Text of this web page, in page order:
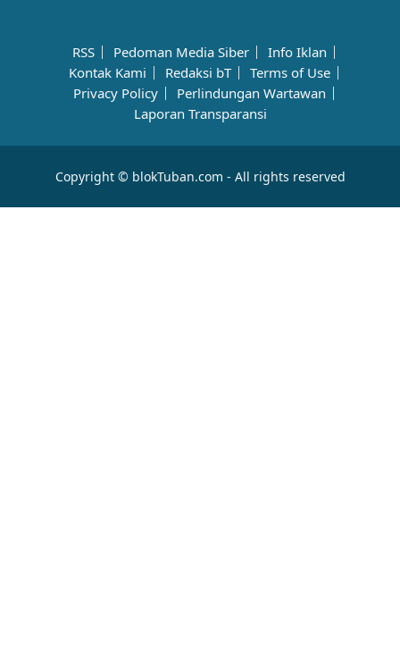
RSS Pedoman Media Siber
Info Iklan
Kontak Kami
Redaksi bT
Terms of Use
Privacy Policy
Perlindungan Wartawan
Laporan Transparansi
Copyright © blokTuban.com - All rights reserved